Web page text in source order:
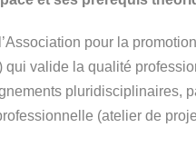
pour la
qui valide la qualité
(atelier de